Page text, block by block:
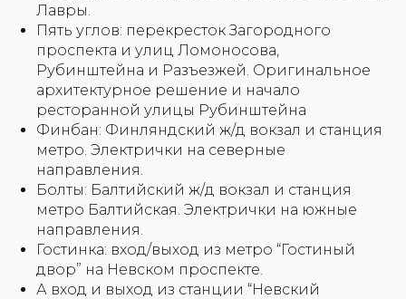
Лавры.
Пять углов: перекресток Загородного
проспекта и улиц Ломоносова,
Рубинштейна и Разъезжей. Оригинальное
архитектурное решение и начало
ресторанной улицы Рубинштейна
Финбан: Финляндский ж/д вокзал и станция
метро. Электрички на северные
направления.
Болты: Балтийский ж/д вокзал и станция
метро Балтийская. Электрички на южные
направления.
Гостинка: вход/выход из метро “Гостиный
двор” на Невском проспекте.
А вход и выход из станции “Невский